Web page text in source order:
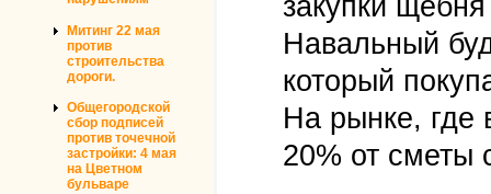
Митинг 22 мая
против
строительства
дороги.
Общегородской
сбор подписей
против точечной
застройки: 4 мая
на Цветном
бульваре
закупки
Навальный
который
На рынке, где
20% от сметы